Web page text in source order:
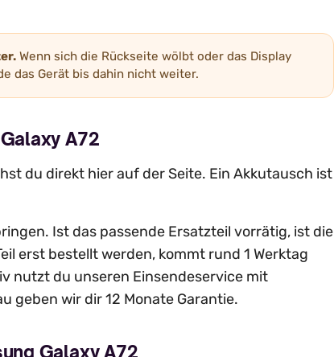
Wenn sich die Rückseite wölbt oder das Display
das Gerät bis dahin nicht weiter.
A72
du direkt hier auf der Seite. Ein Akkutausch ist
Ist das passende Ersatzteil vorrätig, ist die
erst bestellt werden, kommt rund 1 Werktag
nutzt du unseren Einsendeservice mit
geben wir dir 12 Monate Garantie.
Galaxy A72